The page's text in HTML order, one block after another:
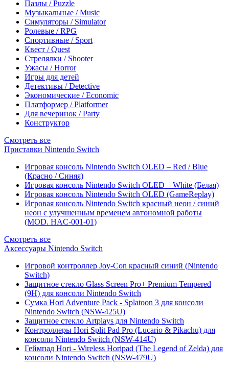
Пазлы / Puzzle
Музыкальные / Music
Симуляторы / Simulator
Ролевые / RPG
Спортивные / Sport
Квест / Quest
Стрелялки / Shooter
Ужасы / Horror
Игры для детей
Детективы / Detective
Экономические / Economic
Платформер / Platformer
Для вечеринок / Party
Конструктор
Смотреть все
Приставки Nintendo Switch
Игровая консоль Nintendo Switch OLED – Red / Blue
(Красно / Синяя)
Игровая консоль Nintendo Switch OLED – White (Белая)
Игровая консоль Nintendo Switch OLED (GameReplay)
Игровая консоль Nintendo Switch красный неон / синий
неон с улучшенным временем автономной работы
(MOD. HAC-001-01)
Смотреть все
Аксессуары Nintendo Switch
Игровой контроллер Joy-Con красный синий (Nintendo
Switch)
Защитное стекло Glass Screen Pro+ Premium Tempered
(9H) для консоли Nintendo Switch
Сумка Hori Adventure Pack - Splatoon 3 для консоли
Nintendo Switch (NSW-425U)
Защитное стекло Artplays для Nintendo Switch
Контроллеры Hori Split Pad Pro (Lucario & Pikachu) для
консоли Nintendo Switch (NSW-414U)
Геймпад Hori - Wireless Horipad (The Legend of Zelda) для
консоли Nintendo Switch (NSW-479U)